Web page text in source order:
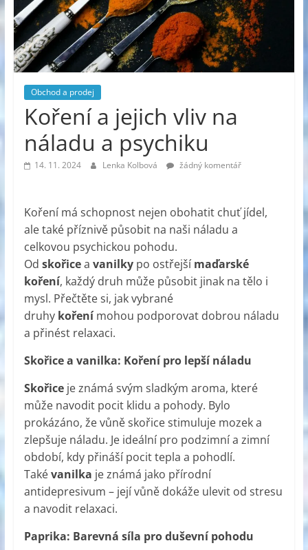
Obchod a prodej
Koření a jejich vliv na
náladu a psychiku
14. 11. 2024 Lenka Kolbová žádný komentář
Koření má schopnost nejen obohatit chuť jídel,
ale také příznivě působit na naši náladu a
celkovou psychickou pohodu.
Od skořicea vanilkypo ostřejší maďarské
koření, každý druh může působit jinak na tělo i
mysl. Přečtěte si, jak vybrané
druhy kořenímohou podporovat dobrou náladu
a přinést relaxaci.
Skořice a vanilka: Koření pro lepší náladu
Skořiceje známá svým sladkým aroma, které
může navodit pocit klidu a pohody. Bylo
prokázáno, že vůně skořice stimuluje mozek a
zlepšuje náladu. Je ideální pro podzimní a zimní
období, kdy přináší pocit tepla a pohodlí.
Takévanilka je známá jako přírodní
antidepresivum – její vůně dokáže ulevit od stresu
a navodit relaxaci.
Paprika: Barevná síla pro duševní pohodu